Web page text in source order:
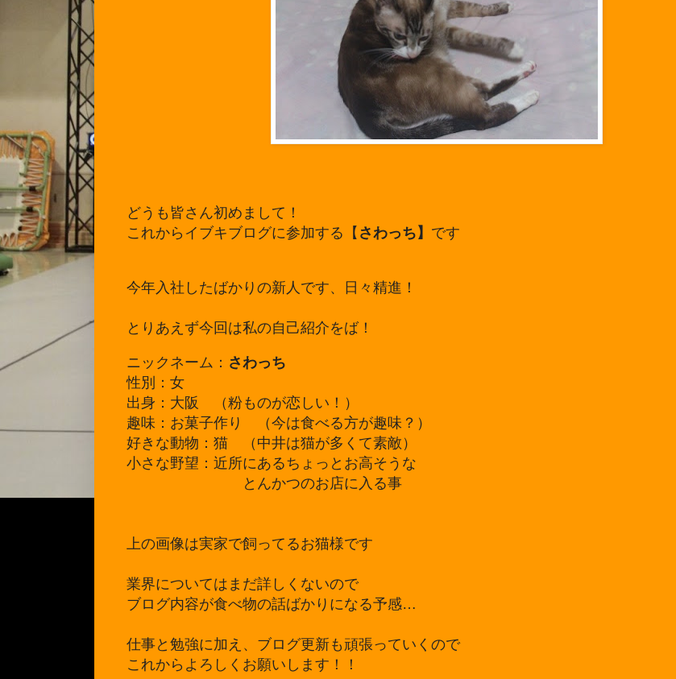
どうも皆さん初めまして！
これからイブキブログに参加する【 さわっち】 です
今年入社したばかりの新人です、日々精進！
とりあえず今回は私の自己紹介をば！
ニックネーム： さわっち
性別：女
出身：大阪 （粉ものが恋しい！）
趣味：お菓子作り （今は食べる方が趣味？）
好きな動物：猫 （中井は猫が多くて素敵）
小さな野望：近所にあるちょっとお高そうな
とんかつのお店に入る事
上の画像は実家で飼ってるお猫様です
業界についてはまだ詳しくないので
ブログ内容が食べ物の話ばかりになる予感…
仕事と勉強に加え、ブログ更新も頑張っていくので
これからよろしくお願いします！！